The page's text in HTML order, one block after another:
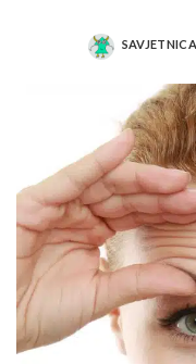
POSTED
SAVJETNICA